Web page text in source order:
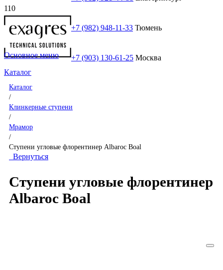
+7 (982) 948-11-33 Тюмень
+7 (903) 130-61-25 Москва
Основное меню
Каталог
Каталог
/
Клинкерные ступени
/
Мрамор
/
Ступени угловые флорентинер Albaroc Boal
Вернуться
Ступени угловые флорентинер
Albaroc Boal